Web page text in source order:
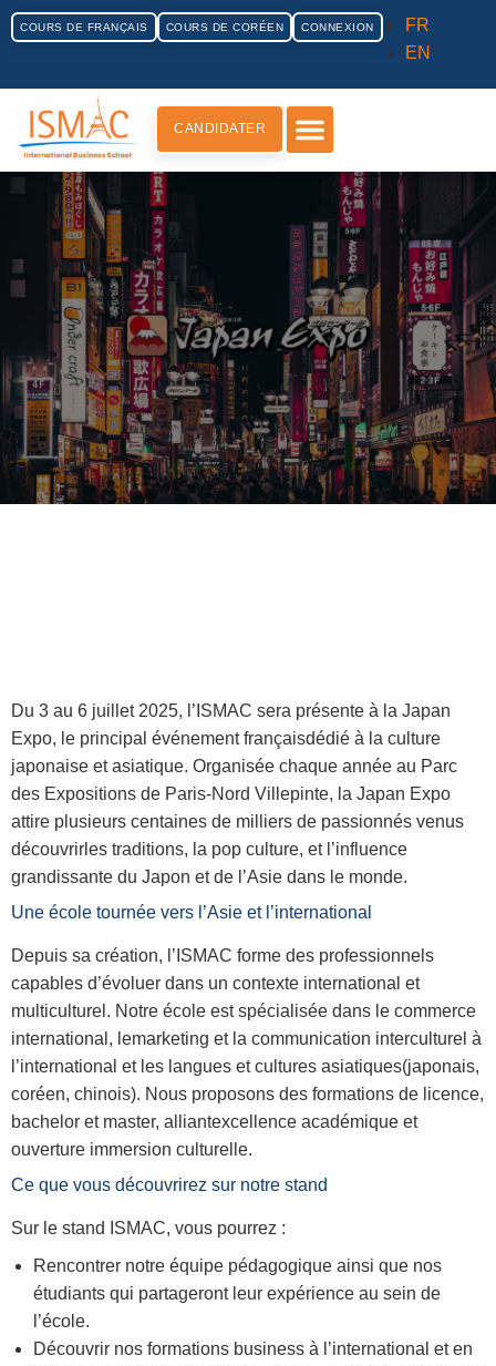
COURS DE FRANÇAIS COURS DE CORÉEN CONNEXION
FR
EN
CANDIDATER
Du 3 au 6 juillet 2025, l’ISMAC sera présente à la Japan
Expo, le principal événement françaisdédié à la culture
japonaise et asiatique. Organisée chaque année au Parc
des Expositions de Paris-Nord Villepinte, la Japan Expo
attire plusieurs centaines de milliers de passionnés venus
découvrirles traditions, la pop culture, et l’influence
grandissante du Japon et de l’Asie dans le monde.
Une école tournée vers l’Asie et l’international
Depuis sa création, l’ISMAC forme des professionnels
capables d’évoluer dans un contexte international et
multiculturel. Notre école est spécialisée dans le commerce
international, lemarketing et la communication interculturel à
l’international et les langues et cultures asiatiques(japonais,
coréen, chinois). Nous proposons des formations de licence,
bachelor et master, alliantexcellence académique et
ouverture immersion culturelle.
Ce que vous découvrirez sur notre stand
Sur le stand ISMAC, vous pourrez :
Rencontrer notre équipe pédagogique ainsi que nos
étudiants qui partageront leur expérience au sein de
l’école.
Découvrir nos formations business à l’international et en